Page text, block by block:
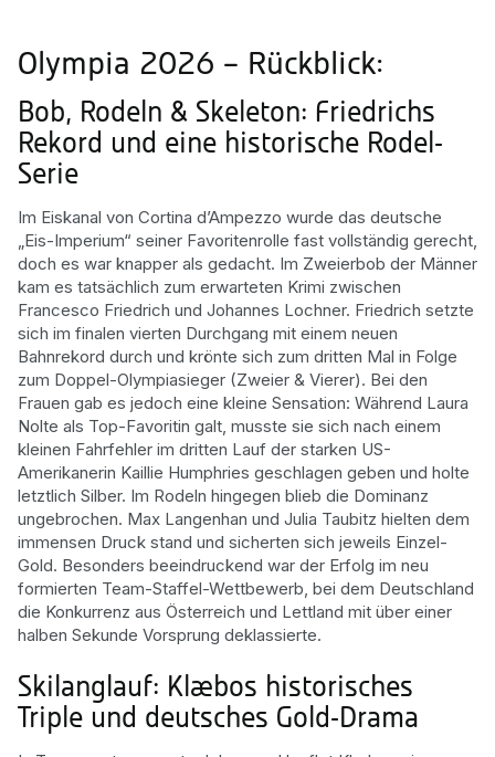
Olympia 2026 – Rückblick:
Bob, Rodeln & Skeleton: Friedrichs
Rekord und eine historische Rodel-
Serie
Im Eiskanal von Cortina d’Ampezzo wurde das deutsche
„Eis-Imperium“ seiner Favoritenrolle fast vollständig gerecht,
doch es war knapper als gedacht. Im Zweierbob der Männer
kam es tatsächlich zum erwarteten Krimi zwischen
Francesco Friedrich und Johannes Lochner. Friedrich setzte
sich im finalen vierten Durchgang mit einem neuen
Bahnrekord durch und krönte sich zum dritten Mal in Folge
zum Doppel-Olympiasieger (Zweier & Vierer). Bei den
Frauen gab es jedoch eine kleine Sensation: Während Laura
Nolte als Top-Favoritin galt, musste sie sich nach einem
kleinen Fahrfehler im dritten Lauf der starken US-
Amerikanerin Kaillie Humphries geschlagen geben und holte
letztlich Silber. Im Rodeln hingegen blieb die Dominanz
ungebrochen. Max Langenhan und Julia Taubitz hielten dem
immensen Druck stand und sicherten sich jeweils Einzel-
Gold. Besonders beeindruckend war der Erfolg im neu
formierten Team-Staffel-Wettbewerb, bei dem Deutschland
die Konkurrenz aus Österreich und Lettland mit über einer
halben Sekunde Vorsprung deklassierte.
Skilanglauf: Klæbos historisches
Triple und deutsches Gold-Drama